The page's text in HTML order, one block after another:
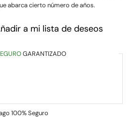
abarca cierto número de años.
a mi lista de deseos
GARANTIZADO
100% Seguro